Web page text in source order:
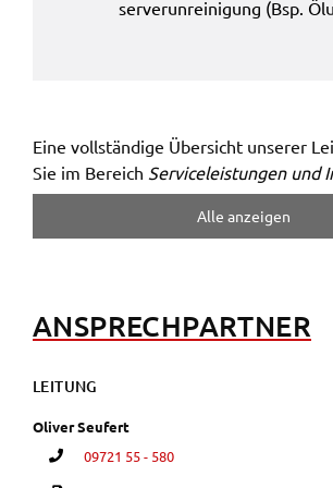
ser­ver­un­rei­ni­gung (Bsp.
Eine voll­stän­di­ge Über­sicht unse­rer
Sie im Bereich Service­leis­tun­gen und
Alle anzei­gen
ANSPRECH­PART­NER
LEITUNG
Oliver Seufert
09721 55 - 580
Zweck:
Kontrast und Schriftgröße
Cookie Laufzeit:
EXTERNE MEDIEN
Wir weisen darauf hin, dass die
des Verantwortungsbereichs des
Schweinfurt liegt und hierfür
Datenschutzbestimmungen des